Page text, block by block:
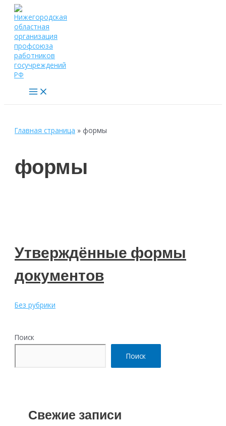
Перейти
содержимому
Main
Menu
Главная страница » формы
формы
Утверждённые формы
документов
Без рубрики
Поиск
Поиск
Свежие записи